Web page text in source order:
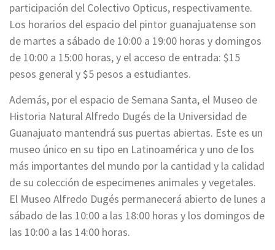
participación del Colectivo Opticus, respectivamente.
Los horarios del espacio del pintor guanajuatense son
de martes a sábado de 10:00 a 19:00 horas y domingos
de 10:00 a 15:00 horas, y el acceso de entrada: $15
pesos general y $5 pesos a estudiantes.
Además, por el espacio de Semana Santa, el Museo de
Historia Natural Alfredo Dugés de la Universidad de
Guanajuato mantendrá sus puertas abiertas. Este es un
museo único en su tipo en Latinoamérica y uno de los
más importantes del mundo por la cantidad y la calidad
de su colección de especimenes animales y vegetales.
El Museo Alfredo Dugés permanecerá abierto de lunes a
sábado de las 10:00 a las 18:00 horas y los domingos de
las 10:00 a las 14:00 horas.